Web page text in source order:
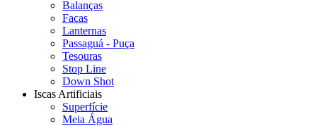
Balanças
Facas
Lanternas
Passaguá - Puça
Tesouras
Stop Line
Down Shot
Iscas Artificiais
Superfície
Meia Água